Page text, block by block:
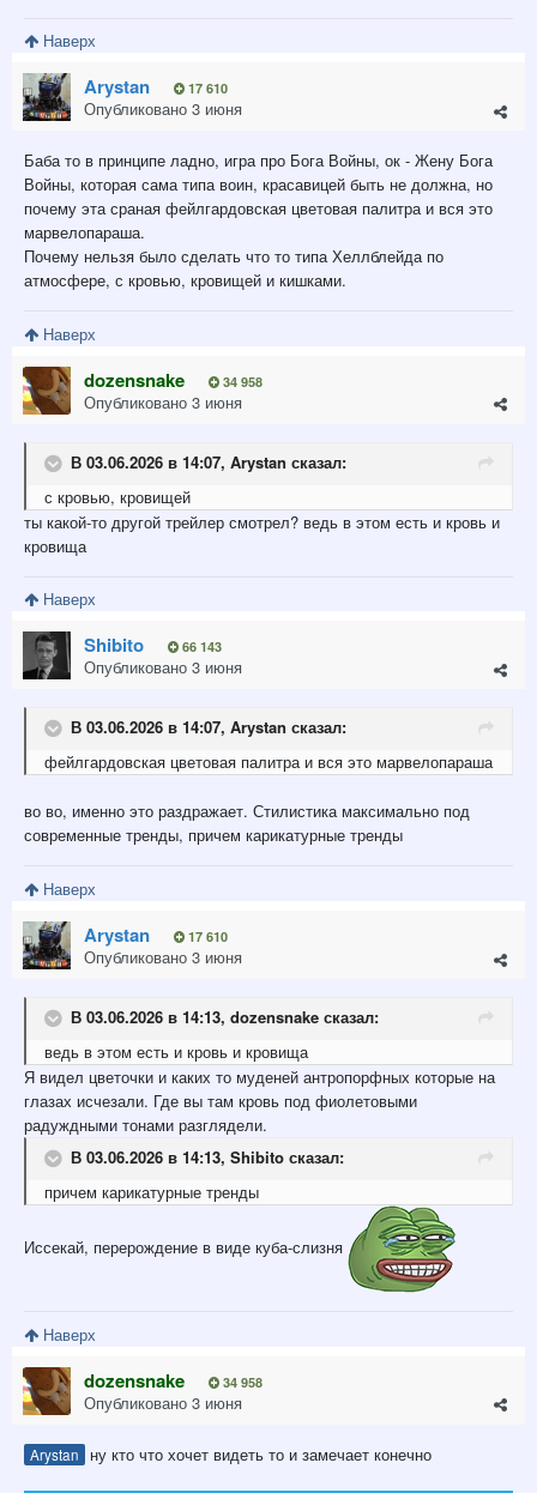
Наверх
Arystan 17 610
Опубликовано 3 июня
Баба то в принципе ладно, игра про Бога Войны, ок - Жену Бога
Войны, которая сама типа воин, красавицей быть не должна, но
почему эта сраная фейлгардовская цветовая палитра и вся это
марвелопараша.
Почему нельзя было сделать что то типа Хеллблейда по
атмосфере, с кровью, кровищей и кишками.
Наверх
dozensnake 34 958
Опубликовано 3 июня
В 03.06.2026 в 14:07, Arystan сказал:
с кровью, кровищей
ты какой-то другой трейлер смотрел? ведь в этом есть и кровь и
кровища
Наверх
Shibito 66 143
Опубликовано 3 июня
В 03.06.2026 в 14:07, Arystan сказал:
фейлгардовская цветовая палитра и вся это марвелопараша
во во, именно это раздражает. Стилистика максимально под
современные тренды, причем карикатурные тренды
Наверх
Arystan 17 610
Опубликовано 3 июня
В 03.06.2026 в 14:13, dozensnake сказал:
ведь в этом есть и кровь и кровища
Я видел цветочки и каких то муденей антропорфных которые на
глазах исчезали. Где вы там кровь под фиолетовыми
радуждными тонами разглядели.
В 03.06.2026 в 14:13, Shibito сказал:
причем карикатурные тренды
Иссекай, перерождение в виде куба-слизня
Наверх
dozensnake 34 958
Опубликовано 3 июня
Arystan ну кто что хочет видеть то и замечает конечно